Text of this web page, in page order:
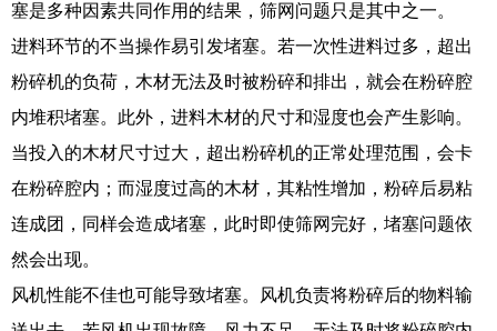
塞是多种因素共同作用的结果，筛网问题只是其中之一。​
进料环节的不当操作易引发堵塞。若一次性进料过多，超出
粉碎机的负荷，木材无法及时被粉碎和排出，就会在粉碎腔
内堆积堵塞。此外，进料木材的尺寸和湿度也会产生影响。
当投入的木材尺寸过大，超出粉碎机的正常处理范围，会卡
在粉碎腔内；而湿度过高的木材，其粘性增加，粉碎后易粘
连成团，同样会造成堵塞，此时即使筛网完好，堵塞问题依
然会出现。​
风机性能不佳也可能导致堵塞。风机负责将粉碎后的物料输